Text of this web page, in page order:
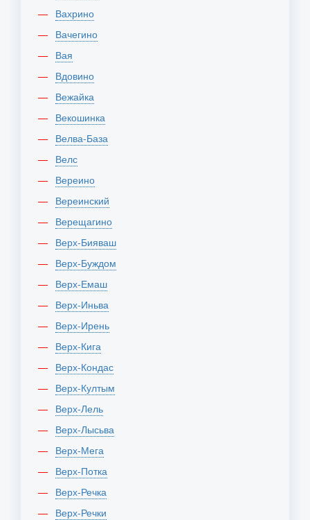
Вахрино
Вачегино
Вая
Вдовино
Вежайка
Векошинка
Велва-База
Велс
Вереино
Вереинский
Верещагино
Верх-Бияваш
Верх-Буждом
Верх-Емаш
Верх-Иньва
Верх-Ирень
Верх-Кига
Верх-Кондас
Верх-Култым
Верх-Лель
Верх-Лысьва
Верх-Мега
Верх-Потка
Верх-Речка
Верх-Речки